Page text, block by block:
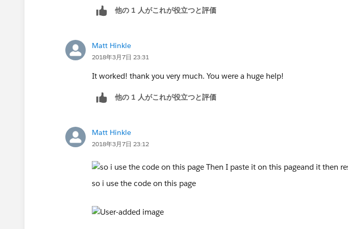
他の 1 人がこれが役立つと評価
Matt Hinkle
2018年3月7日 23:31
It worked! thank you very much. You were a huge help!
他の 1 人がこれが役立つと評価
Matt Hinkle
2018年3月7日 23:12
so i use the code on this page